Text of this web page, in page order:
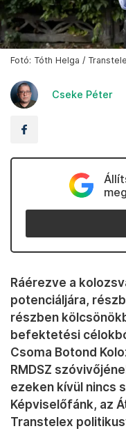
Fotó: Tóth Helga /
Cseke Péter
Ráérezve a
potenciáljára,
részben
befektetési
Csoma Botond
RMDSZ
ezeken kívül nincs
Képviselőfánk, az
Transtelex